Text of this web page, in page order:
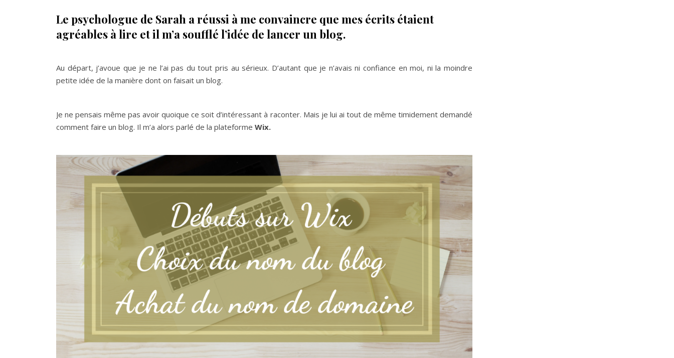
Le psychologue de Sarah a réussi à me convaincre que mes écrits étaient
agréables à lire et il m’a soufflé l’idée de lancer un blog.
Au départ, j’avoue que je ne l’ai pas du tout pris au sérieux. D’autant que je n’avais ni confiance en moi, ni la moindre
petite idée de la manière dont on faisait un blog.
Je ne pensais même pas avoir quoique ce soit d’intéressant à raconter. Mais je lui ai tout de même timidement demandé
comment faire un blog. Il m’a alors parlé de la plateforme Wix.